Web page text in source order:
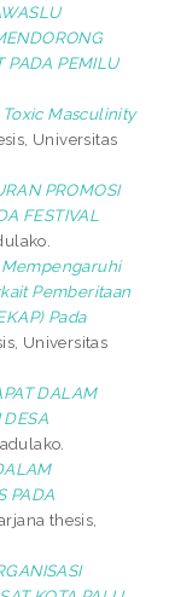
PADA PEMILU
Masculinity
Universitas
PROMOSI
FESTIVAL
Pemberitaan
Pada
Universitas
DALAM
PADA
thesis,